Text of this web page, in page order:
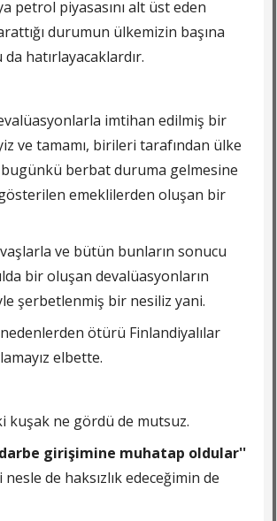
petrol piyasasını alt üst eden
durumun ülkemizin başına
hatırlayacaklardır.
imtihan edilmiş bir
ve tamamı, birileri tarafından ülke
berbat duruma gelmesine
emeklilerden oluşan bir
ve bütün bunların sonucu
bir oluşan devalüasyonların
şerbetlenmiş bir nesiliz yani.
ötürü Finlandiyalılar
elbette.
kuşak ne gördü de mutsuz.
girişimine muhatap oldular''
de haksızlık edeceğimin de